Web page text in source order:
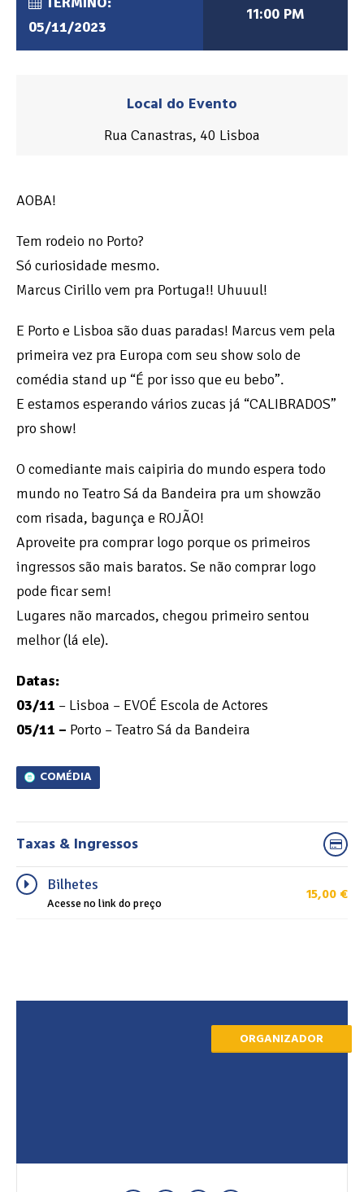
05/11/2023
11:00 PM
Local do Evento
Rua Canastras, 40 Lisboa
AOBA!
Tem rodeio no Porto?
Só curiosidade mesmo.
Marcus Cirillo vem pra Portuga!! Uhuuul!
E Porto e Lisboa são duas paradas! Marcus vem pela
primeira vez pra Europa com seu show solo de
comédia stand up “É por isso que eu bebo”.
E estamos esperando vários zucas já “CALIBRADOS”
pro show!
O comediante mais caipiria do mundo espera todo
mundo no Teatro Sá da Bandeira pra um showzão
com risada, bagunça e ROJÃO!
Aproveite pra comprar logo porque os primeiros
ingressos são mais baratos. Se não comprar logo
pode ficar sem!
Lugares não marcados, chegou primeiro sentou
melhor (lá ele).
Datas:
03/11 – Lisboa – EVOÉ Escola de Actores
05/11 – Porto – Teatro Sá da Bandeira
COMÉDIA
Taxas & Ingressos
Bilhetes
Acesse no link do preço 15,00€
ORGANIZADOR